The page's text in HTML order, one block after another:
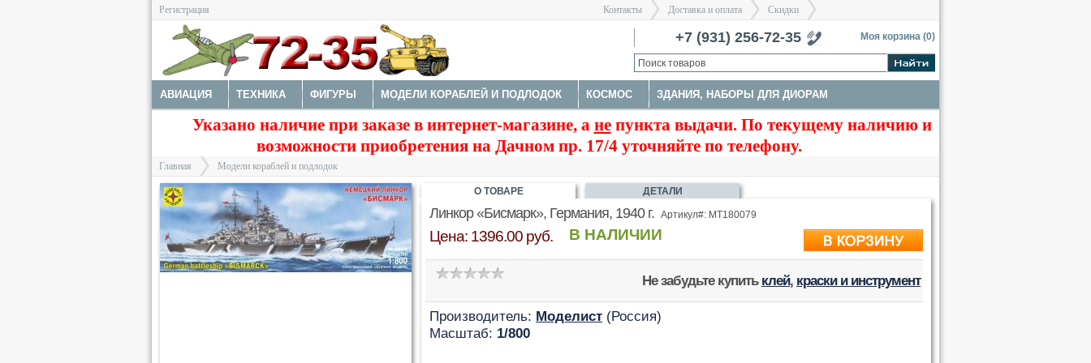
Регистрация Контакты
>
Доставка и оплата
>
Скидки
>
+7 (931) 256-72-35
Санкт-Петербург Моя корзина (0)
АВИАЦИЯ ТЕХНИКА ФИГУРЫ МОДЕЛИ КОРАБЛЕЙ И ПОДЛОДОК КОСМОС ЗДАНИЯ, НАБОРЫ ДЛЯ ДИОРАМ
ДОПОЛНЕНИЯ КРАСКИ И ИНСТРУМЕНТЫ
Указано наличие при заказе в интернет-магазине, а непункта выдачи. По текущему наличию и
возможности приобретения на Дачном пр. 17/4 уточняйте по телефону.
Главная
>
Модели кораблей и подлодок
Линкор «Бисмарк», Германия, 1940 г. Артикул#: MT180079
Цена: 1396.00 руб. В НАЛИЧИИ
Не забудьте купить клей, краски и инструмент
Производитель: Моделист (Россия)
Масштаб: 1/800
О ТОВАРЕ ДЕТАЛИ